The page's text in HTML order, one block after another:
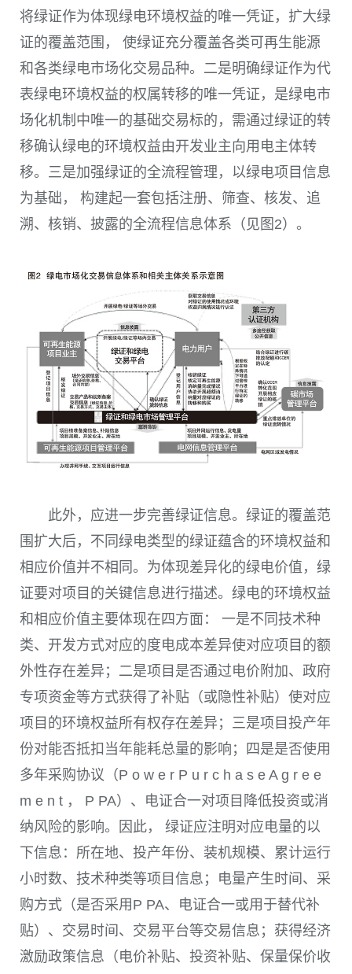
将绿证作为体现绿电环境权益的唯一凭证，扩大绿
证的覆盖范围， 使绿证充分覆盖各类可再生能源
和各类绿电市场化交易品种。二是明确绿证作为代
表绿电环境权益的权属转移的唯一凭证，是绿电市
场化机制中唯一的基础交易标的，需通过绿证的转
移确认绿电的环境权益由开发业主向用电主体转
移。三是加强绿证的全流程管理，以绿电项目信息
为基础， 构建起一套包括注册、筛查、核发、追
溯、核销、披露的全流程信息体系 （ 见 图2） 。
此外，应进一步完善绿证信息。绿证的覆盖范
围扩大后，不同绿电类型的绿证蕴含的环境权益和
相应价值并不相同。为体现差异化的绿电价值，绿
证要对项目的关键信息进行描述。绿电的环境权益
和相应价值主要体现在四方面： 一是不同技术种
类、开发方式对应的度电成本差异使对应项目的额
外性存在差异；二是项目是否通过电价附加、政府
专项资金等方式获得了补贴 （或隐性补贴） 使对应
项目的环境权益所有权存在差异；三是项目投产年
份对能否抵扣当年能耗总量的影响；四是是否使用
多年采购协议 （P o w e r P u r c h a s e A g r e e
m e n t ， P PA） 、电证合一对项目降低投资或消
纳风险的影响。因此， 绿证应注明对应电量的以
下信息：所在地、投产年份、装机规模、累计运行
小时数、技术种类等项目信息；电量产生时间、采
购方式 （是否采用P PA、电证合一或用于替代补
贴） 、交易时间、交易平台等交易信息；获得经济
激励政策信息 （电价补贴、投资补贴、保量保价收